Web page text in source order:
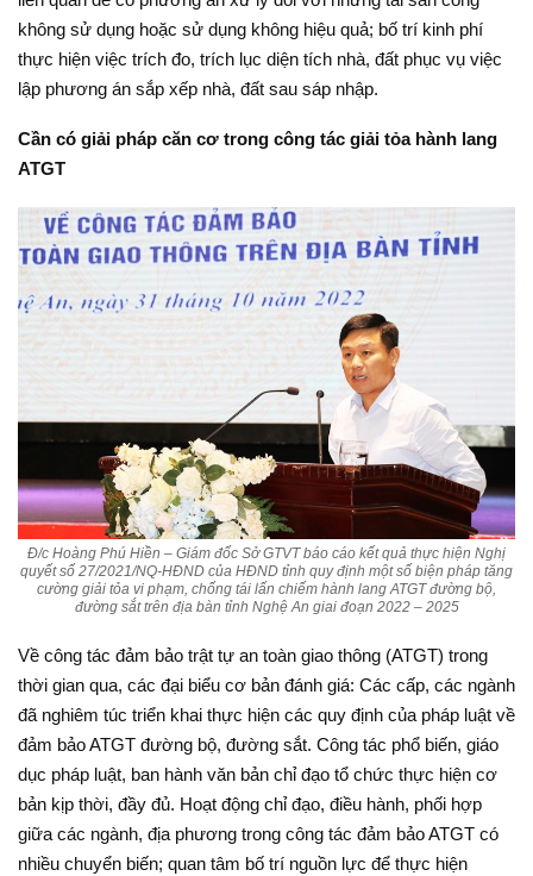
không sử dụng hoặc sử dụng không hiệu quả; bố trí kinh phí
thực hiện việc trích đo, trích lục diện tích nhà, đất phục vụ việc
lập phương án sắp xếp nhà, đất sau sáp nhập.
Cần có giải pháp căn cơ trong công tác giải tỏa hành lang
ATGT
Đ/c Hoàng Phú Hiền – Giám đốc Sở GTVT báo cáo kết quả thực hiện Nghị
quyết số 27/2021/NQ-HĐND của HĐND tỉnh quy định một số biện pháp tăng
cường giải tỏa vi phạm, chống tái lấn chiếm hành lang ATGT đường bộ,
đường sắt trên địa bàn tỉnh Nghệ An giai đoạn 2022 – 2025
Về công tác đảm bảo trật tự an toàn giao thông (ATGT) trong
thời gian qua, các đại biểu cơ bản đánh giá: Các cấp, các ngành
đã nghiêm túc triển khai thực hiện các quy định của pháp luật về
đảm bảo ATGT đường bộ, đường sắt. Công tác phổ biến, giáo
dục pháp luật, ban hành văn bản chỉ đạo tổ chức thực hiện cơ
bản kịp thời, đầy đủ. Hoạt động chỉ đạo, điều hành, phối hợp
giữa các ngành, địa phương trong công tác đảm bảo ATGT có
nhiều chuyển biến; quan tâm bố trí nguồn lực để thực hiện